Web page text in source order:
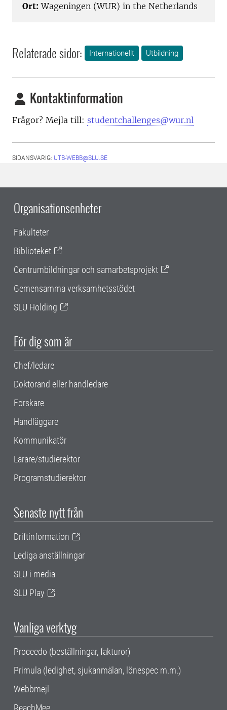
Ort: Wageningen (WUR) in the Netherlands
Relaterade sidor: Internationellt Utbildning
Kontaktinformation
Frågor? Mejla till: studentchallenges@wur.nl
SIDANSVARIG: UTB-WEBB@SLU.SE
Organisationsenheter
Fakulteter
Biblioteket
Centrumbildningar och samarbetsprojekt
Gemensamma verksamhetsstödet
SLU Holding
För dig som är
Chef/ledare
Doktorand eller handledare
Forskare
Handläggare
Kommunikatör
Lärare/studierektor
Programstudierektor
Senaste nytt från
Driftinformation
Lediga anställningar
SLU i media
SLU Play
Vanliga verktyg
Proceedo (beställningar, fakturor)
Primula (ledighet, sjukanmälan, lönespec m.m.)
Webbmejl